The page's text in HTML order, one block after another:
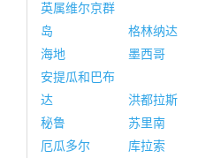
英属维尔京群
岛
格林纳达
海地
墨西哥
安提瓜和巴布
达
洪都拉斯
秘鲁
苏里南
厄瓜多尔
库拉索